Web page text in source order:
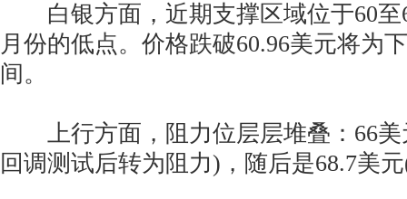
白银方面，近期支撑区域位于60至
月份的低点。价格跌破60.96美元将为
间。
上行方面，阻力位层层堆叠：66美
回调测试后转为阻力)，随后是68.7美